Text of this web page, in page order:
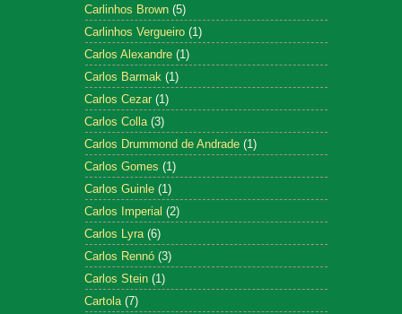
Carlinhos Brown (5)
Carlinhos Vergueiro (1)
Carlos Alexandre (1)
Carlos Barmak (1)
Carlos Cezar (1)
Carlos Colla (3)
Carlos Drummond de Andrade (1)
Carlos Gomes (1)
Carlos Guinle (1)
Carlos Imperial (2)
Carlos Lyra (6)
Carlos Rennó (3)
Carlos Stein (1)
Cartola (7)